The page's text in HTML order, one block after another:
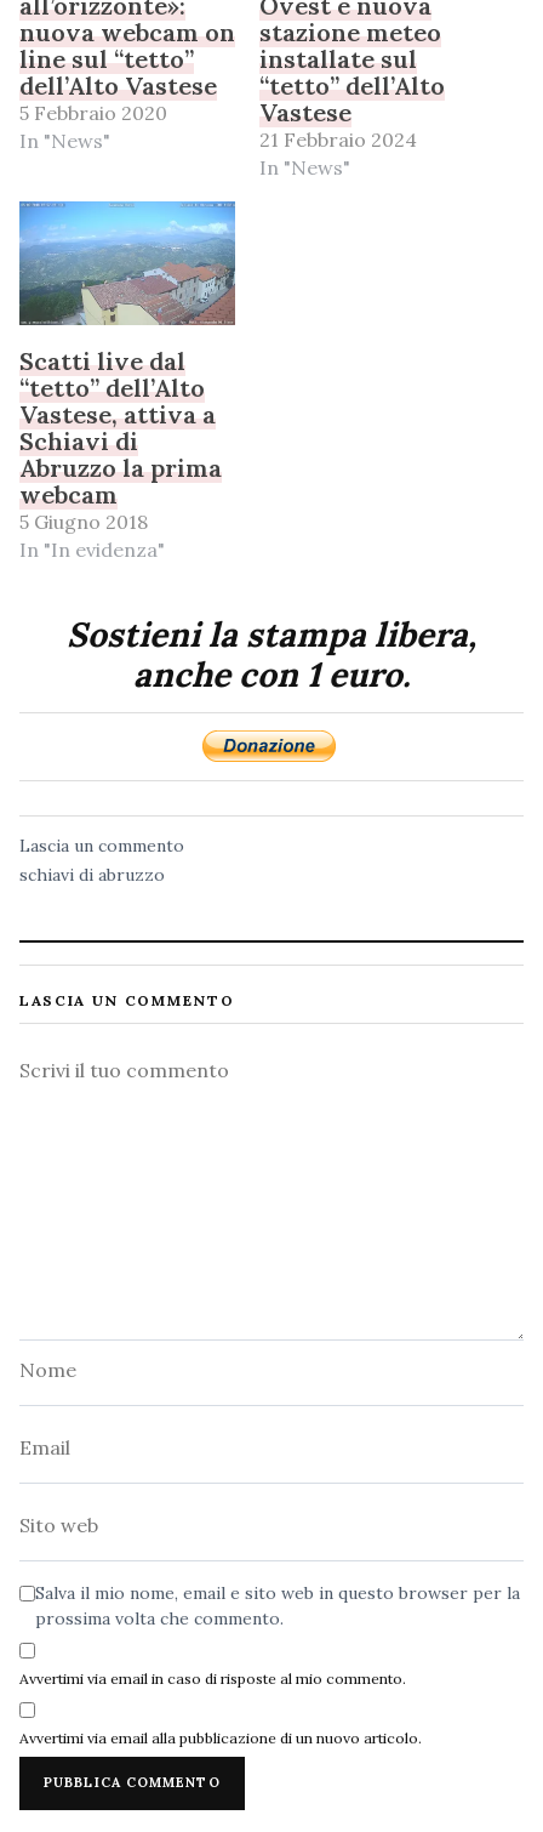
nuova webcam on
line sul “tetto”
dell’Alto Vastese
5 Febbraio 2020
In "News"
stazione meteo
installate sul
“tetto” dell’Alto
Vastese
21 Febbraio 2024
In "News"
Scatti live dal
“tetto” dell’Alto
Vastese, attiva a
Schiavi di
Abruzzo la prima
webcam
5 Giugno 2018
In "In evidenza"
Sostieni la stampa libera,
anche con 1 euro.
Lascia un commento
schiavi di abruzzo
LASCIA UN COMMENTO
Commento
Salva il mio nome, email e sito web in questo browser per la
prossima volta che commento.
Avvertimi via email in caso di risposte al mio commento.
Avvertimi via email alla pubblicazione di un nuovo articolo.